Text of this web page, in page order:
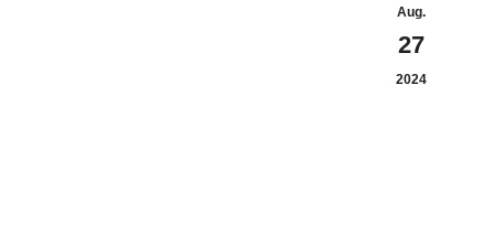
Aug.
27
2024